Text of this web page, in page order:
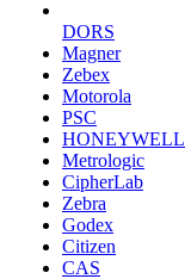
DORS
Magner
Zebex
Motorola
PSC
HONEYWELL
Metrologic
CipherLab
Zebra
Godex
Citizen
CAS